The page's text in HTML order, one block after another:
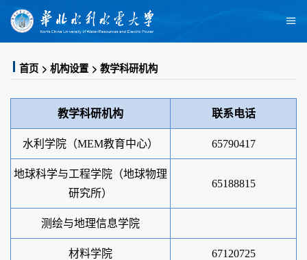
首页 机构设置 教学科研机构
教学科研机构 联系电话
水利学院（MEM教育中心） 65790417
地球科学与工程学院（地球物理
研究所）
65188815
测绘与地理信息学院
材料学院 67120725